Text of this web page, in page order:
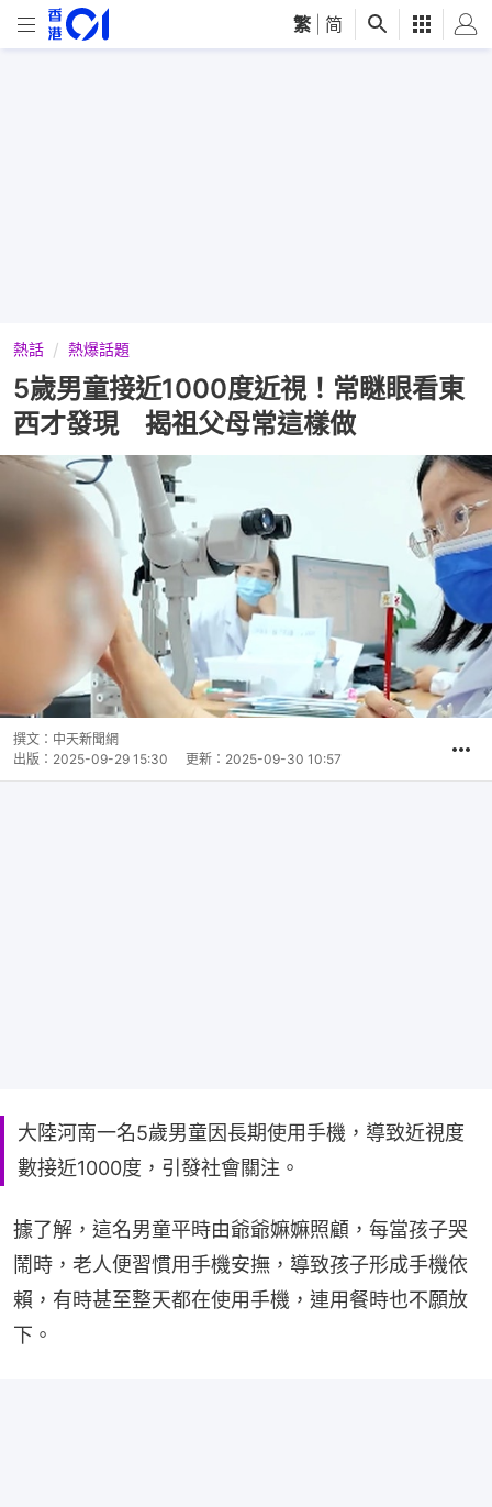
繁 简
熱話 熱爆話題
5歲男童接近1000度近視！常瞇眼看東
西才發現 揭祖父母常這樣做
撰文： 中天新聞網
出版： 2025-09-29 15:30 更新： 2025-09-30 10:57
大陸河南一名5歲男童因長期使用手機，導致近視度
數接近1000度，引發社會關注。
據了解，這名男童平時由爺爺嫲嫲照顧，每當孩子哭
鬧時，老人便習慣用手機安撫，導致孩子形成手機依
賴，有時甚至整天都在使用手機，連用餐時也不願放
下。